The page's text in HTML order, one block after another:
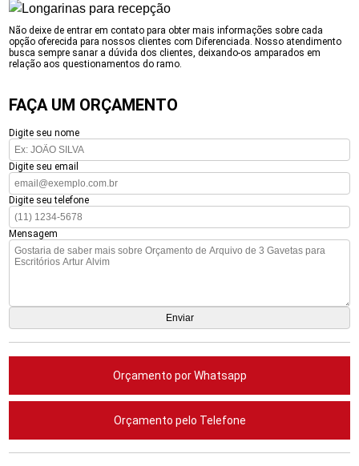
Não deixe de entrar em contato para obter mais informações sobre cada
opção oferecida para nossos clientes com Diferenciada. Nosso atendimento
busca sempre sanar a dúvida dos clientes, deixando-os amparados em
relação aos questionamentos do ramo.
FAÇA UM ORÇAMENTO
Digite seu nome
Digite seu email
Digite seu telefone
Mensagem
Orçamento por Whatsapp
Orçamento pelo Telefone